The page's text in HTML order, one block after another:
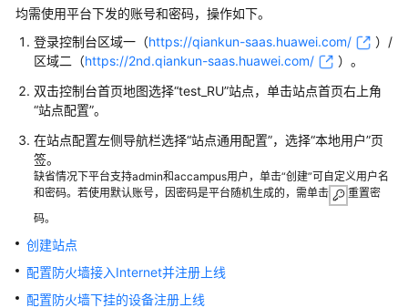
置
例
单
AP
组
场
景
AP
组
网
均需使用平台下发的账号和密码，操作如下。
登录控制台区域一（https://qiankun-saas.huawei.com/
）/
区域二（https://2nd.qiankun-saas.huawei.com/ ） 。
双击控制台首页地图选择“test_RU”站点，单击站点首页右上角
“站点配置”。
在站点配置左侧导航栏选择“站点通用配置”，选择“本地用户”页
签。
缺省情况下平台支持admin和accampus用户，单击“创建”可自定义用户名
和密码。若使用默认账号，因密码是平台随机生成的，需单击
重置密
码。
创建站点
配置防火墙接入Internet并注册上线
配置防火墙下挂的设备注册上线